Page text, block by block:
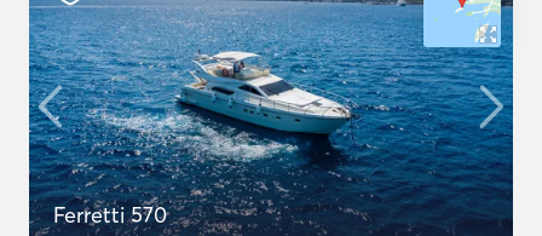
Ferretti 570